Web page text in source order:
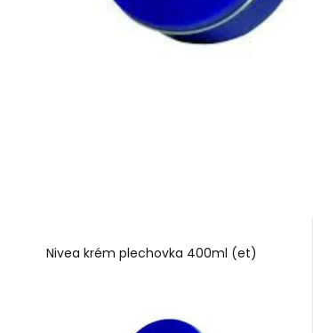
Nivea krém plechovka 400ml (et)